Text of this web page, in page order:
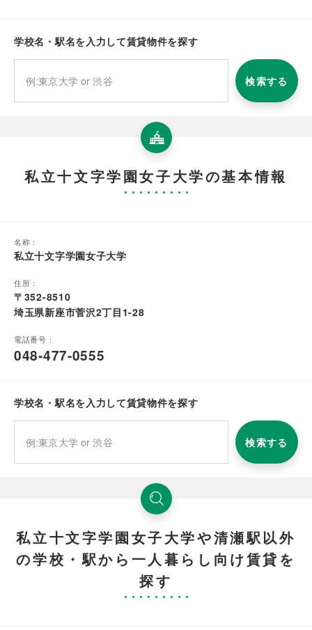
学校名・駅名を入力して賃貸物件を探す
検索する
私立十文字学園女子大学の基本情報
名称：
私立十文字学園女子大学
住所：
〒352-8510
埼玉県新座市菅沢2丁目1-28
電話番号：
048-477-0555
学校名・駅名を入力して賃貸物件を探す
検索する
私立十文字学園女子大学や清瀬駅以外
の学校・駅から一人暮らし向け賃貸を
探す